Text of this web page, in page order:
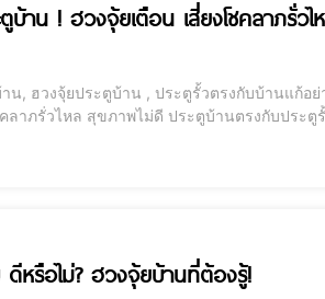
บ้าน ! ฮวงจุ้ยเตือน เสี่ยงโชคลาภรั่ว
าน , ประตูรั้วตรงกับบ้านแก้อย่างไร [elementor-template id="12184"] ประตูรั้วตรงประ
ระตูรั้ว = พลังงานพุ่งตรง รั่วไหล ไม่สามารถกักเก็บโชคลาภ 🏡 "ประตูบ้าน
ดีหรือไม่? ฮวงจุ้ยบ้านที่ต้องรู้!